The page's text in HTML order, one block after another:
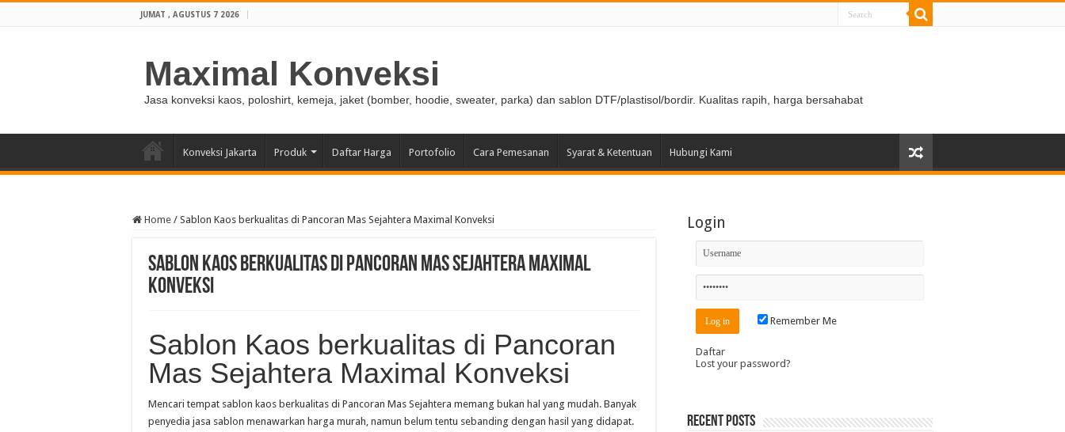
JUMAT , AGUSTUS 7 2026
Maximal Konveksi
Jasa konveksi kaos, poloshirt, kemeja, jaket (bomber, hoodie, sweater, parka) dan sablon DTF/plastisol/bordir. Kualitas rapih, harga bersahabat
Konveksi Jakarta Produk Daftar Harga Portofolio Cara Pemesanan Syarat & Ketentuan Hubungi Kami
Home / Sablon Kaos berkualitas di Pancoran Mas Sejahtera Maximal Konveksi
Sablon Kaos berkualitas di Pancoran Mas Sejahtera Maximal
Konveksi
Sablon Kaos berkualitas di Pancoran
Mas Sejahtera Maximal Konveksi
Mencari tempat sablon kaos berkualitas di Pancoran Mas Sejahtera memang bukan hal yang mudah. Banyak
penyedia jasa sablon menawarkan harga murah, namun belum tentu sebanding dengan hasil yang didapat.
Login
Remember Me
Daftar
Lost your password?
Recent Posts